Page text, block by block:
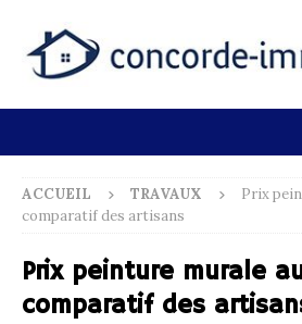
ACCUEIL TRAVAUX
Prix
comparatif des artisans
Prix peinture murale
comparatif des